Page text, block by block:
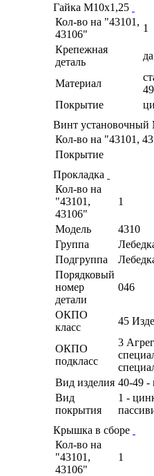
Гайка М10х1,25
Кол-во на "43101,
43106"
1
Крепежная
деталь
да
Материал
Покрытие
Винт
Кол-во на "43101,
Покрытие
Прокладка
Кол-во на
"43101,
43106"
1
Модель
4310
Группа
Подгруппа
Порядковый
номер
детали
046
ОКПО
класс
45
ОКПО
подкласс
3
Вид изделия 40-49 -
Вид
покрытия
1 -
Крышка в сборе
Кол-во на
"43101,
43106"
1